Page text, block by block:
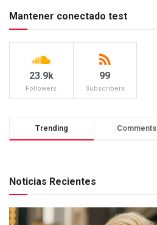
Mantener conectado test
23.9k
Followers
99
Subscribers
Trending Comments
Noticias Recientes